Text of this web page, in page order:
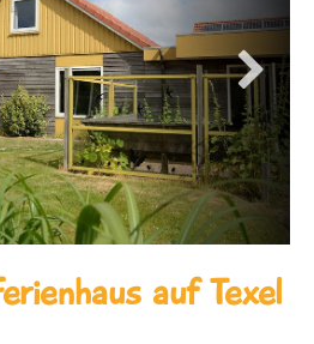
auf Texel